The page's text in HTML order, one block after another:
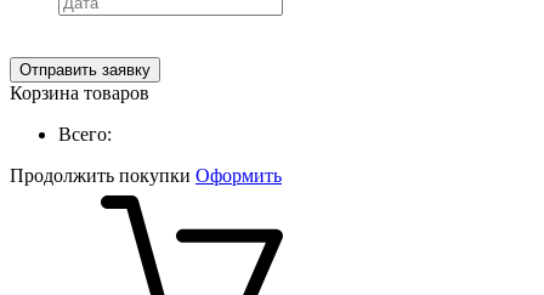
Отправить заявку
Корзина товаров
Всего:
Продолжить покупки Оформить